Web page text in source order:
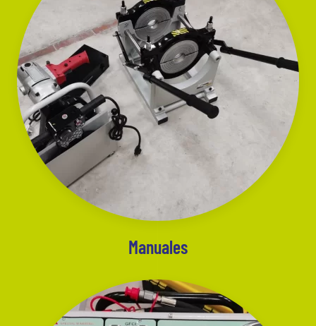
Manuales